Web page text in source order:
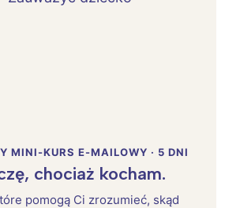
MINI-KURS E-MAILOWY · 5 DNI
chociaż kocham.
pomogą Ci zrozumieć, skąd